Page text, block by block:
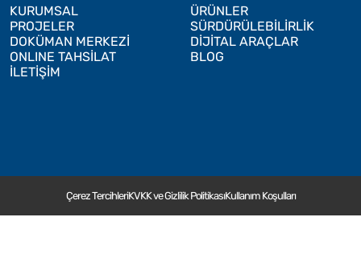
KURUMSAL
ÜRÜNLER
PROJELER
SÜRDÜRÜLEBİLİRLİK
DOKÜMAN MERKEZİ
DİJİTAL ARAÇLAR
ONLINE TAHSİLAT
BLOG
İLETİŞİM
Çerez TercihleriKVKK ve Gizlilik PolitikasıKullanım Koşulları